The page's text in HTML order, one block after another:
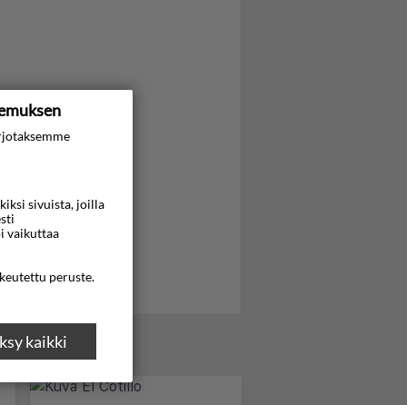
sivuista, joilla
vaikuttaa
peruste.
kaikki